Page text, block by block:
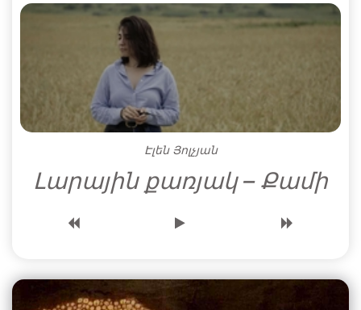
Էլեն Յոլչյան
Լարային քառյակ – Քամի